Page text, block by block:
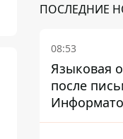
ПОСЛЕДНИЕ
08:53
Языковая
после
наказать